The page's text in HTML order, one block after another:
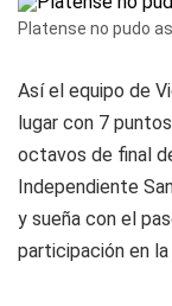
Platense no pudo
Así el equipo de
lugar con 7
octavos de final
Independiente
y sueña con el
participación en la